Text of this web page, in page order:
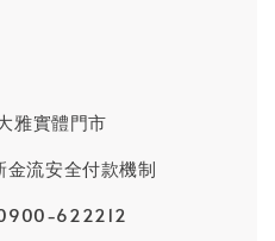
雅實體門市
金流安全付款機制
0900-622212